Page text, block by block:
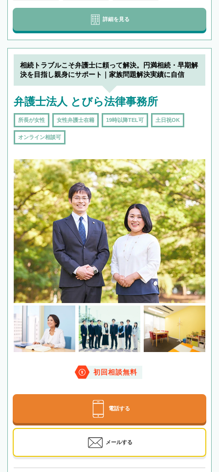
詳細を見る
相続トラブルこそ弁護士に頼って解決。円満相続・早期解
決を目指し親身にサポート｜家族問題解決実績に自信
弁護士法人 とびら法律事務所
所長が女性 女性弁護士在籍 19時以降TEL可 土日祝OK
オンライン相談可
初回相談無料
電話する
メールする